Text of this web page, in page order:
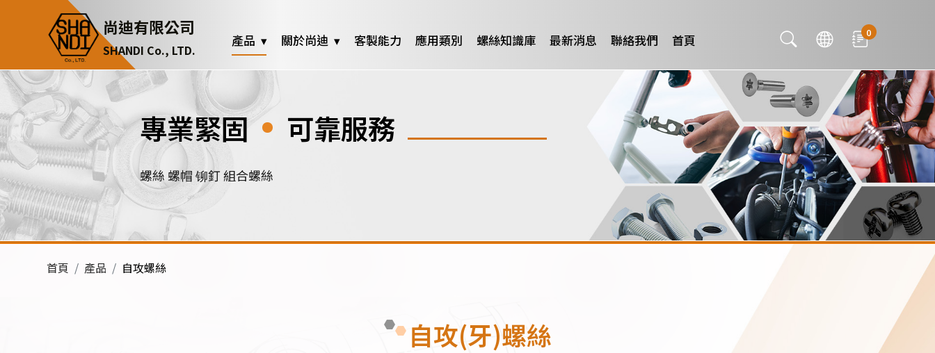
尚迪有限公司
SHANDI Co., LTD.
0
產品 關於尚迪 客製能力 應用類別 螺絲知識庫 最新消息 聯絡我們 首頁
專業緊固 ‧ 可靠服務
螺絲 螺帽 铆釘 組合螺絲
首頁 產品 自攻螺絲
自攻(牙)螺絲
Cookie管理面板